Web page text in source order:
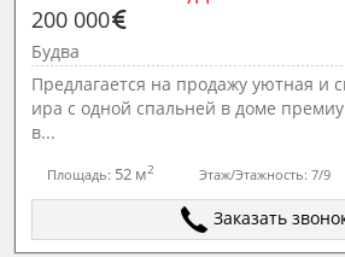
200 000
Будва
Предлагается на продажу уютная и
ира с одной спальней в доме
в...
Площадь: 52 м2 Этаж/Этажность:7/9
Заказать